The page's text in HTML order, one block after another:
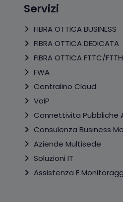
Servizi
FIBRA OTTICA BUSINESS
FIBRA OTTICA DEDICATA
FIBRA OTTICA FTTC/FTTH
FWA
Centralino Cloud
VoIP
Connettivita Pubbliche
Consulenza Business
Aziende Multisede
Soluzioni IT
Assistenza E